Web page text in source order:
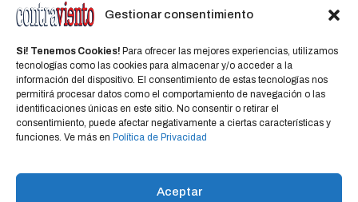
Gestionar consentimiento
Si! Tenemos Cookies! Para ofrecer las mejores experiencias, utilizamos
tecnologías como las cookies para almacenar y/o acceder a la
información del dispositivo. El consentimiento de estas tecnologías nos
permitirá procesar datos como el comportamiento de navegación o las
identificaciones únicas en este sitio. No consentir o retirar el
consentimiento, puede afectar negativamente a ciertas características y
funciones. Ve más en Política de Privacidad
Aceptar
Jorge
13 marzo, 2025 Jorge Martinez
Home Política de privacidad
CONTACTO